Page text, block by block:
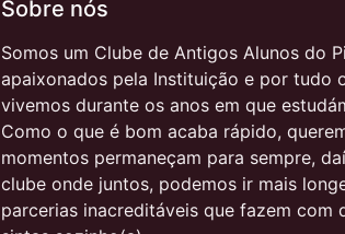
Sobre nós
Somos um Clube de Antigos Alunos do
apaixonados pela Instituição e por tudo
vivemos durante os anos em que
Como o que é bom acaba rápido,
momentos permaneçam para sempre,
clube onde juntos, podemos ir mais
parcerias inacreditáveis que fazem com